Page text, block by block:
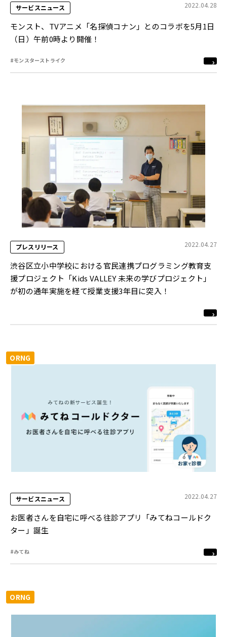
サービスニュース 2022.04.28
モンスト、TVアニメ「名探偵コナン」とのコラボを5月1日
（日）午前0時より開催！
#モンスターストライク
プレスリリース 2022.04.27
渋谷区立小中学校における官民連携プログラミング教育支
援プロジェクト「Kids VALLEY 未来の学びプロジェクト」
が初の通年実施を経て授業支援3年目に突入！
ORNG
サービスニュース 2022.04.27
お医者さんを自宅に呼べる往診アプリ「みてねコールドク
ター」誕生
#みてね
ORNG